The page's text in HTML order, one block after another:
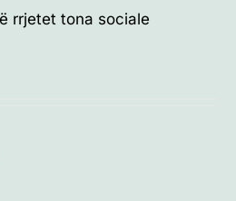
rrjetet tona sociale